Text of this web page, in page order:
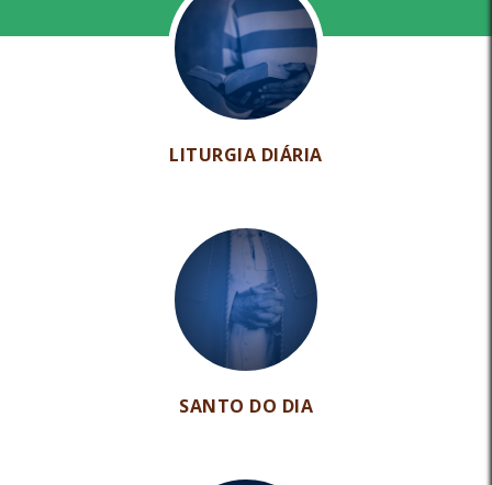
LITURGIA DIÁRIA
SANTO DO DIA